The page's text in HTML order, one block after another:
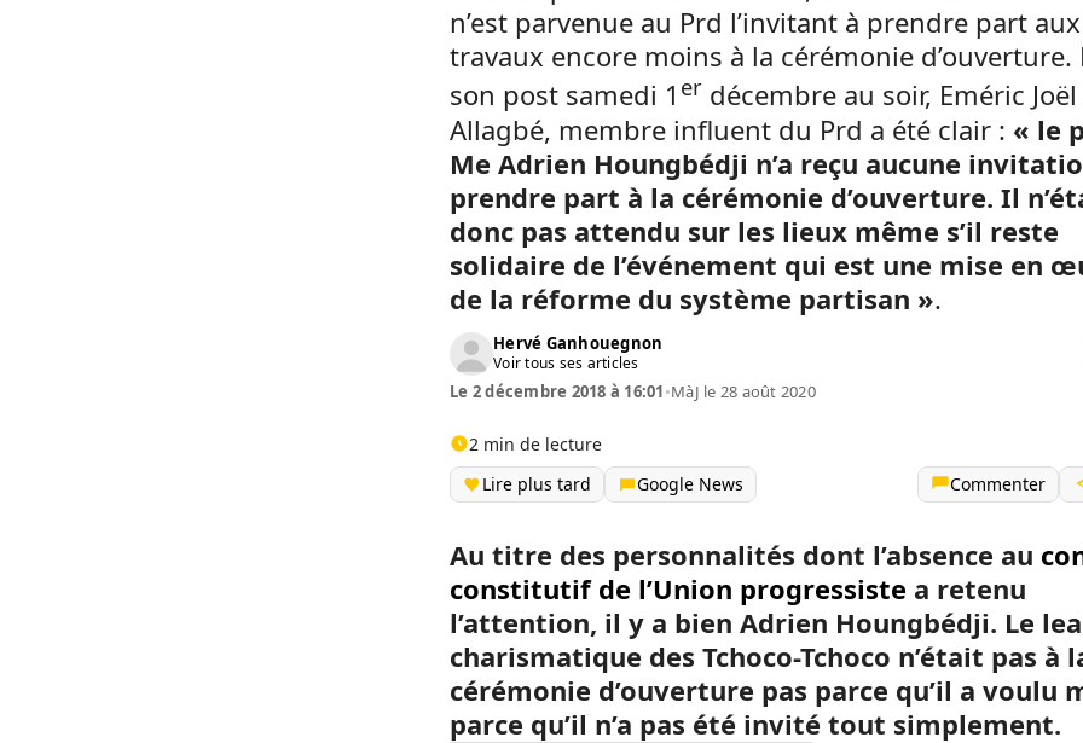
n’est parvenue au Prd l’invitant à prendre part aux
travaux encore moins à la cérémonie d’ouverture.
son post samedi 1 er décembre au soir, Eméric Joël
Allagbé, membre influent du Prd a été clair : « le
Me Adrien Houngbédji n’a reçu aucune
prendre part à la cérémonie d’ouverture. Il
donc pas attendu sur les lieux même s’il reste
solidaire de l’événement qui est une mise en
de la réforme du système partisan ».
Hervé Ganhouegnon
Voir tous ses articles
Le 2 décembre 2018 à 16:01•MàJ le 28 août 2020
2 min de lecture
Lire plus tard
Google News Commenter
Au titre des personnalités dont l’absence au
constitutif de l’Union progressiste a retenu
l’attention, il y a bien Adrien Houngbédji. Le
charismatique des Tchoco-Tchoco n’était pas à
cérémonie d’ouverture pas parce qu’il a voulu
parce qu’il n’a pas été invité tout simplement.